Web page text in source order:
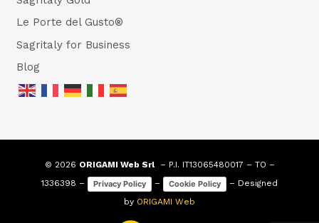
Le Porte del Gusto®
Sagritaly for Business
Blog
© 2026 ORIGAMI Web Srl– P.I. IT13065480017 – TO –
1336398 –
Privacy Policy – Cookie Policy
– Designed
by ORIGAMI Web